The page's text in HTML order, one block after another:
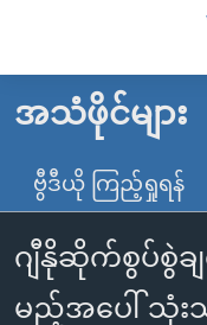
လွယ်ကူ
သည့်
Link
များ
ပင်မ
မူလစာမျက်နှာ
မြန်မာ
ကမ္ဘာ့သတင်းများ
နိုင်ငံတကာ
အမေရိကန်
ဗွီဒီယို
သတင်းလွတ်လပ်ခွင့်
အသံဖိုင်များ
ဗွီဒီယို ကြည့်ရှုရန်
ဂျီနိုဆိုက်စွပ်စွဲခ
မည့်အပေါ် သုံ